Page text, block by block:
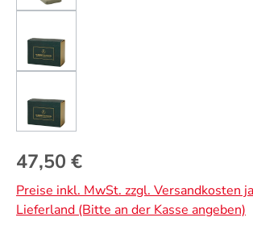
Regulärer Preis:
47,50 €
Preise inkl. MwSt. zzgl. Versandkosten
Lieferland (Bitte an der Kasse angeben)